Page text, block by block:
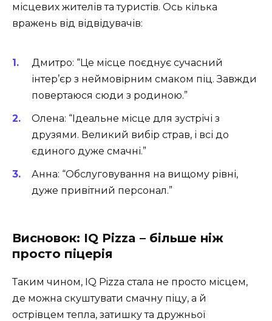
місцевих жителів та туристів. Ось кілька
вражень від відвідувачів:
Дмитро: “Це місце поєднує сучасний
інтер’єр з неймовірним смаком піц. Завжди
повертаюся сюди з родиною.”
Олена: “Ідеальне місце для зустрічі з
друзями. Великий вибір страв, і всі до
єдиного дуже смачні.”
Анна: “Обслуговування на вищому рівні,
дуже привітний персонал.”
Висновок: IQ Pizza – більше ніж
просто піцерія
Таким чином, IQ Pizza стала не просто місцем,
де можна скуштувати смачну піцу, а й
острівцем тепла, затишку та дружньої